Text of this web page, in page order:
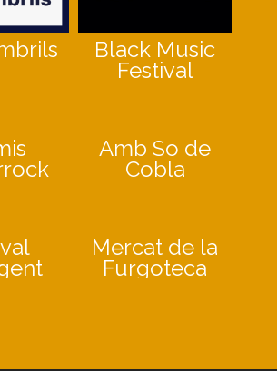
Black Music
Festival
Amb So de
Cobla
Mercat de la
Furgoteca